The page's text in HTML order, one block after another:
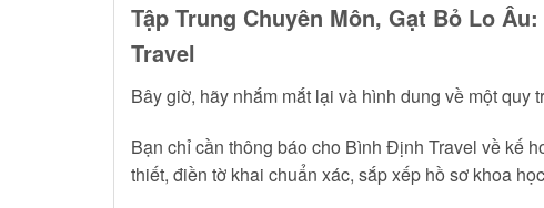
Tập Trung Chuyên Môn, Gạt Bỏ Lo
Travel
Bây giờ, hãy nhắm mắt lại và hình dung về một quy
Bạn chỉ cần thông báo cho Bình Định Travel về kế
thiết, điền tờ khai chuẩn xác, sắp xếp hồ sơ khoa